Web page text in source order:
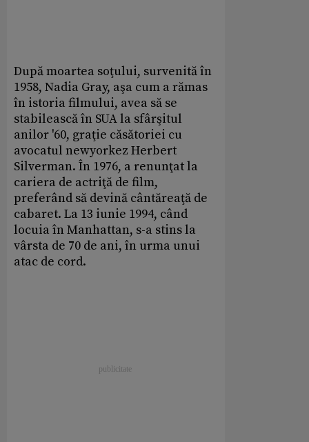
După moartea soţului, survenită în
1958, Nadia Gray, aşa cum a rămas
în istoria filmului, avea să se
stabilească în SUA la sfârşitul
anilor '60, graţie căsătoriei cu
avocatul newyorkez Herbert
Silverman. În 1976, a renunţat la
cariera de actriţă de film,
preferând să devină cântăreaţă de
cabaret. La 13 iunie 1994, când
locuia în Manhattan, s-a stins la
vârsta de 70 de ani, în urma unui
atac de cord.